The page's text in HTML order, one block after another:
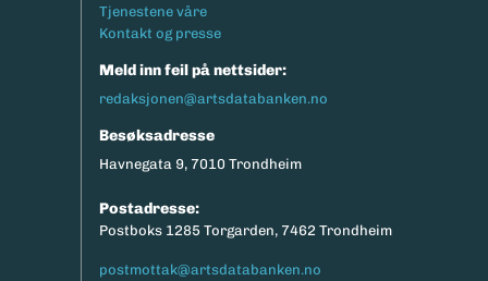
Tjenestene våre
Kontakt og presse
Meld inn feil på nettsider:
redaksjonen@artsdatabanken.no
Besøksadresse
Havnegata 9, 7010 Trondheim
Postadresse:
Postboks 1285 Torgarden, 7462 Trondheim
postmottak@artsdatabanken.no